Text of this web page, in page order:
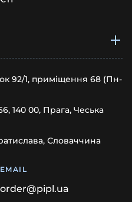
92/1, приміщення 68 (Пн-
140 00, Прага, Чеська
Словаччина
EMAIL
order@pipl.ua